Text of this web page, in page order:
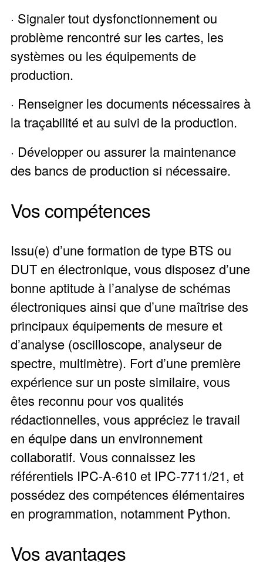
· Signaler tout dysfonctionnement ou
problème rencontré sur les cartes, les
systèmes ou les équipements de
production.
· Renseigner les documents nécessaires à
la traçabilité et au suivi de la production.
· Développer ou assurer la maintenance
des bancs de production si nécessaire.
Vos compétences
Issu(e) d’une formation de type BTS ou
DUT en électronique, vous disposez d’une
bonne aptitude à l’analyse de schémas
électroniques ainsi que d’une maîtrise des
principaux équipements de mesure et
d’analyse (oscilloscope, analyseur de
spectre, multimètre). Fort d’une première
expérience sur un poste similaire, vous
êtes reconnu pour vos qualités
rédactionnelles, vous appréciez le travail
en équipe dans un environnement
collaboratif. Vous connaissez les
référentiels IPC-A-610 et IPC-7711/21, et
possédez des compétences élémentaires
en programmation, notamment Python.
Vos avantages